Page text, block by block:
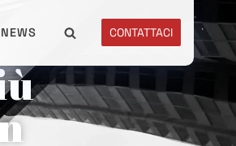
NEWS CONTATTACI